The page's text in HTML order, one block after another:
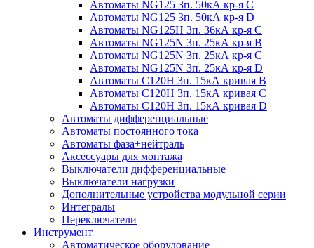
Автоматы NG125 3п. 50кА кр-я C
Автоматы NG125 3п. 50кА кр-я D
Автоматы NG125H 3п. 36кА кр-я C
Автоматы NG125N 3п. 25кА кр-я B
Автоматы NG125N 3п. 25кА кр-я C
Автоматы NG125N 3п. 25кА кр-я D
Автоматы С120Н 3п. 15кА кривая B
Автоматы С120Н 3п. 15кА кривая C
Автоматы С120Н 3п. 15кА кривая D
Автоматы дифференциальные
Автоматы постоянного тока
Автоматы фаза+нейтраль
Аксессуары для монтажа
Выключатели дифференциальные
Выключатели нагрузки
Дополнительные устройства модульной серии
Интегралы
Переключатели
Инструмент
Автоматическое оборудование